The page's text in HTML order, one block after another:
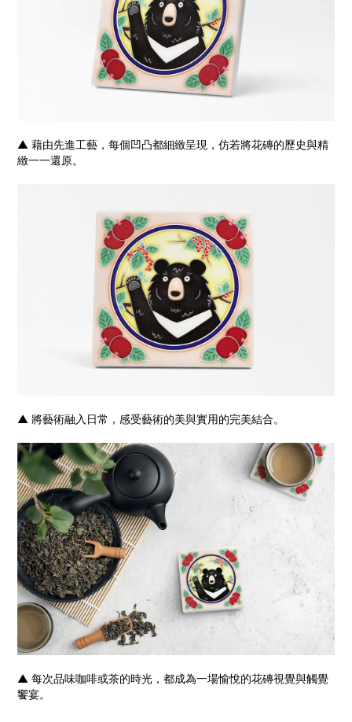
▲ 藉由先進工藝，每個凹凸都細緻呈現，仿若將花磚的歷史與精
緻一一還原。
▲ 將藝術融入日常，感受藝術的美與實用的完美結合。
▲ 每次品味咖啡或茶的時光，都成為一場愉悅的花磚視覺與觸覺
饗宴。